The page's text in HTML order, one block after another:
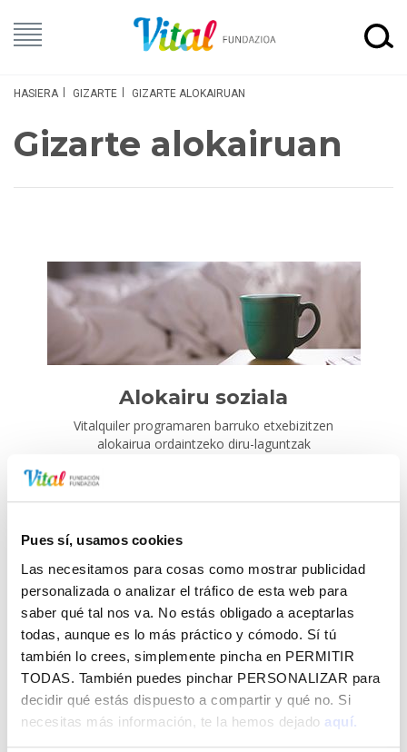
Pues sí, usamos cookies
Las necesitamos para cosas como mostrar publicidad
personalizada o analizar el tráfico de esta web para
saber qué tal nos va. No estás obligado a aceptarlas
todas, aunque es lo más práctico y cómodo. Sí tú
también lo crees, simplemente pincha en PERMITIR
TODAS. También puedes pinchar PERSONALIZAR para
decidir qué estás dispuesto a compartir y qué no. Si
necesitas más información, te la hemos dejado aquí.
HASIERA GIZARTE GIZARTE ALOKAIRUAN
Gizarte alokairuan
Alokairu soziala
Vitalquiler programaren barruko etxebizitzen
alokairua ordaintzeko diru-laguntzak
HARPIDETU GOGOKOEN DUZUN VITAL
FUNDAZIOAREN ESKAINTZARA, HORRI
BURUZKO INFORMAZIOA ZURE
HELBIDE ELEKTRONIKOAN DOAN
JASOTZEKO